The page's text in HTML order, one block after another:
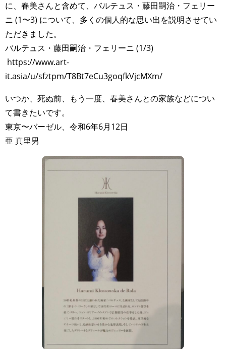
に、春美さんと含めて、バルテュス・藤田嗣治・フェリー
ニ (1〜3) について、多くの個人的な思い出を説明させてい
ただきました。
バルテュス・藤田嗣治・フェリーニ (1/3)
https://www.art-
it.asia/u/sfztpm/T8Bt7eCu3goqfkVjcMXm/
いつか、死ぬ前、もう一度、春美さんとの家族などについ
て書きたいです。
東京〜バーゼル、令和6年6月12日
亜 真里男